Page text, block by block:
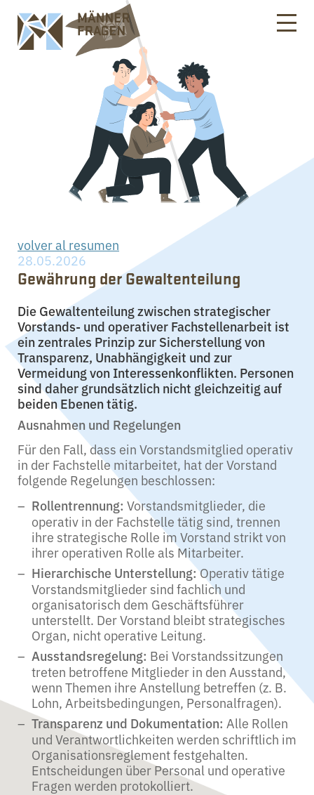
volver al resumen
28.05.2026
Gewährung der Gewaltenteilung
Die Gewaltenteilung zwischen strategischer
Vorstands- und operativer Fachstellenarbeit ist
ein zentrales Prinzip zur Sicherstellung von
Transparenz, Unabhängigkeit und zur
Vermeidung von Interessenkonflikten. Personen
sind daher grundsätzlich nicht gleichzeitig auf
beiden Ebenen tätig.
Ausnahmen und Regelungen
Für den Fall, dass ein Vorstandsmitglied operativ
in der Fachstelle mitarbeitet, hat der Vorstand
folgende Regelungen beschlossen:
Rollentrennung: Vorstandsmitglieder, die
operativ in der Fachstelle tätig sind, trennen
ihre strategische Rolle im Vorstand strikt von
ihrer operativen Rolle als Mitarbeiter.
Hierarchische Unterstellung:Operativ tätige
Vorstandsmitglieder sind fachlich und
organisatorisch dem Geschäftsführer
unterstellt. Der Vorstand bleibt strategisches
Organ, nicht operative Leitung.
Ausstandsregelung: Bei Vorstandssitzungen
treten betroffene Mitglieder in den Ausstand,
wenn Themen ihre Anstellung betreffen (z. B.
Lohn, Arbeitsbedingungen, Personalfragen).
Transparenz und Dokumentation: Alle Rollen
und Verantwortlichkeiten werden schriftlich im
Organisationsreglement festgehalten.
Entscheidungen über Personal und operative
Fragen werden protokolliert.